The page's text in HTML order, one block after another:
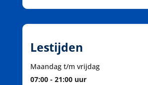
Lestijden
Maandag t/m vrijdag
07:00 - 21:00 uur